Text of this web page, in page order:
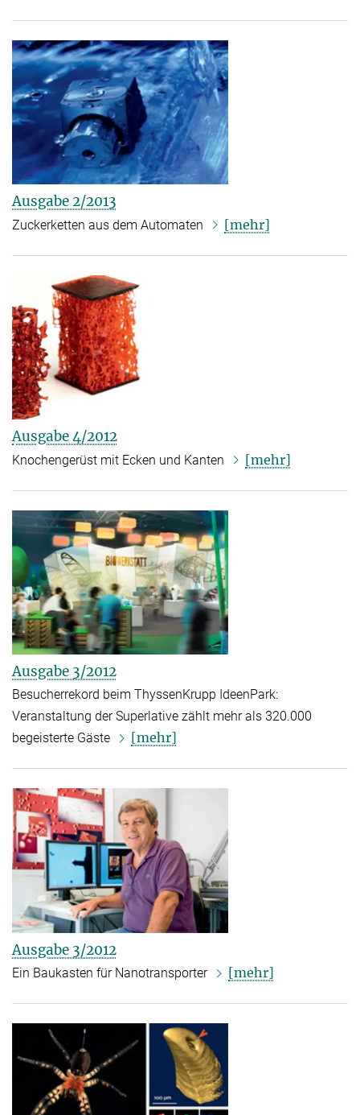
Ausgabe 2/2013
Zuckerketten aus dem Automaten [mehr]
Ausgabe 4/2012
Knochengerüst mit Ecken und Kanten [mehr]
Ausgabe 3/2012
Besucherrekord beim ThyssenKrupp IdeenPark:
Veranstaltung der Superlative zählt mehr als 320.000
begeisterte Gäste
[mehr]
Ausgabe 3/2012
Ein Baukasten für Nanotransporter [mehr]